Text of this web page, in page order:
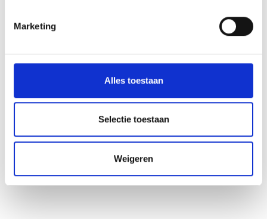
Marketing
Alles toestaan
Selectie toestaan
Weigeren